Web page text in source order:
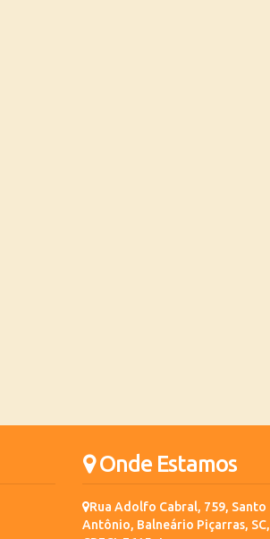
Onde Estamos
Rua Adolfo Cabral, 759, Santo
Antônio, Balneário Piçarras, SC,